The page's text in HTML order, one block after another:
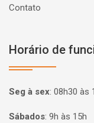
Contato
Horário de
Seg à sex: 08h30 às
Sábados: 9h às 15h